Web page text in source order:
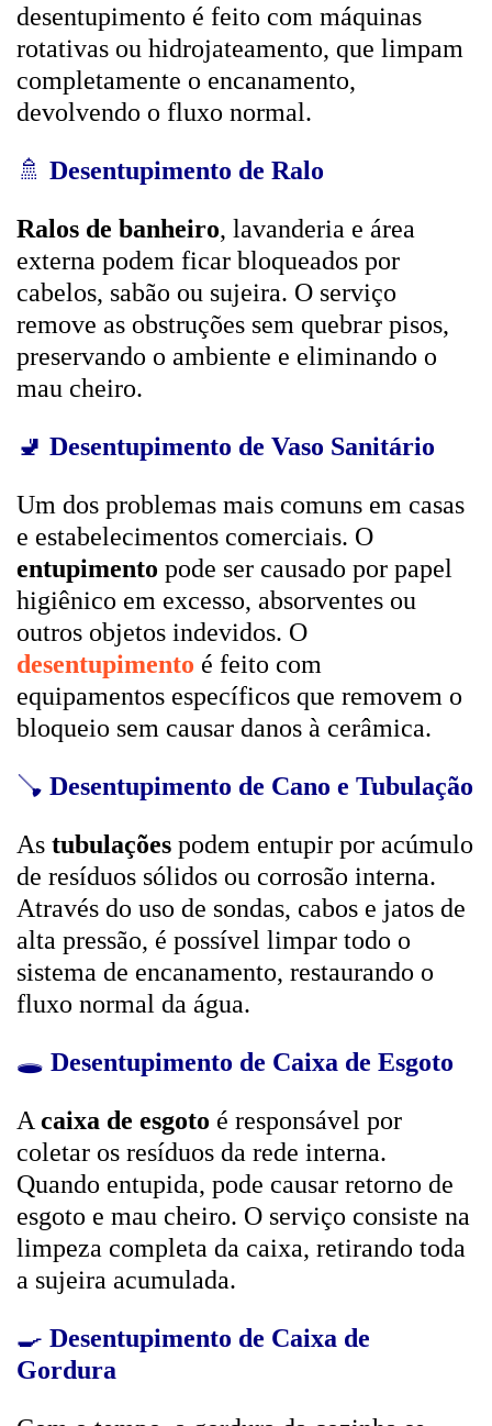
desentupimento é feito com máquinas
rotativas ou hidrojateamento, que limpam
completamente o encanamento,
devolvendo o fluxo normal.
🚿 Desentupimento de Ralo
Ralos de banheiro, lavanderia e área
externa podem ficar bloqueados por
cabelos, sabão ou sujeira. O serviço
remove as obstruções sem quebrar pisos,
preservando o ambiente e eliminando o
mau cheiro.
🚽 Desentupimento de Vaso Sanitário
Um dos problemas mais comuns em casas
e estabelecimentos comerciais. O
entupimento pode ser causado por papel
higiênico em excesso, absorventes ou
outros objetos indevidos. O
desentupimento é feito com
equipamentos específicos que removem o
bloqueio sem causar danos à cerâmica.
🪠 Desentupimento de Cano e Tubulação
As tubulações podem entupir por acúmulo
de resíduos sólidos ou corrosão interna.
Através do uso de sondas, cabos e jatos de
alta pressão, é possível limpar todo o
sistema de encanamento, restaurando o
fluxo normal da água.
🕳️ Desentupimento de Caixa de Esgoto
A caixa de esgoto é responsável por
coletar os resíduos da rede interna.
Quando entupida, pode causar retorno de
esgoto e mau cheiro. O serviço consiste na
limpeza completa da caixa, retirando toda
a sujeira acumulada.
🍳 Desentupimento de Caixa de
Gordura